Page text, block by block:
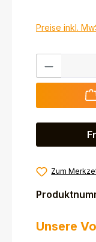
Preise inkl.
Produkt
Zum
Unsere